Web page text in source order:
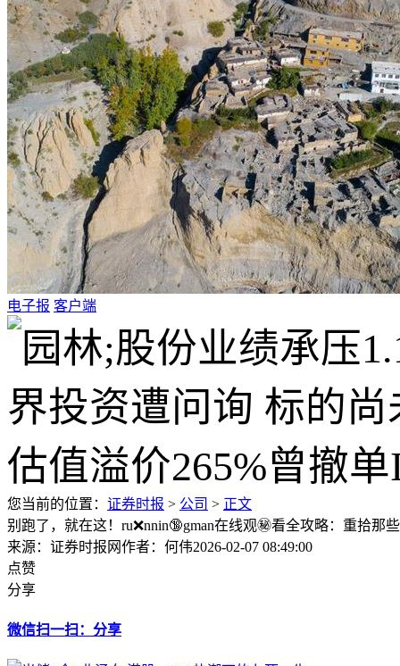
电子报 客户端
您当前的位置： 证券时报 > 公司 > 正文
别跑了，就在这！ru❌nnin🔞gman在线观㊙️看全攻略：重拾那
来源：证券时报网作者：何伟2026-02-07 08:49:00
点赞
分享
微信扫一扫：分享